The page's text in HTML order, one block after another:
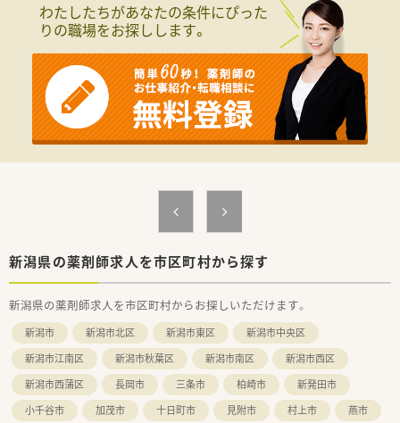
■社員購買割引き制度もあり、品ぞろえが多いと評判のドラッグ
ストアで大変嬉しい福利厚生です♪
■ダイバーシティーを推進し、性別に関わらず幅広い方が長く活
躍できる環境を整えています
■落ち着いた環境で、ペースを守ってお仕事に取組める環境で
す。
■面受けの店舗が多く、科目も単科に偏らずバランスの良い業務
内容です。
■スキル維持にもぴったりのドラッグストアです。
わたしたちがあなたの条件にぴった
りの職場をお探しします。
新潟県の薬剤師求人を市区町村から探す
新潟県の薬剤師求人を市区町村からお探しいただけます。
新潟市 新潟市北区 新潟市東区
新潟市中央区
新潟市江南区
新潟市秋葉区 新潟市南区
新潟市西区
新潟市西蒲区
長岡市 三条市 柏崎市
新発田市
小千谷市
加茂市 十日町市 見附市 村上市
燕市